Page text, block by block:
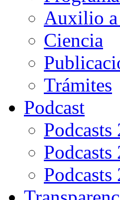
Auxilio a
Ciencia
Trámites
Podcast
Podcasts
Podcasts
Podcasts